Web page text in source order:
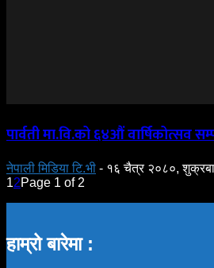
पार्वती मा.वि.को ६४औं वार्षिकोत्सव
नेपाली मिडिया टि.भी - १६ चैत्र २०८०,
12Page 1 of 2
हाम्रो बारेमा :